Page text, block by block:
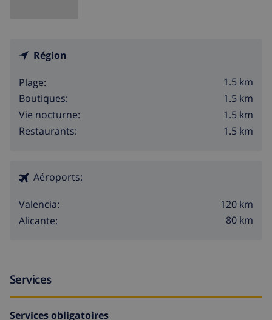
Région
Plage:
1.5 km
Boutiques:
1.5 km
Vie nocturne:
1.5 km
Restaurants:
1.5 km
Aéroports:
Valencia:
120 km
Alicante:
80 km
Services
Services obligatoires